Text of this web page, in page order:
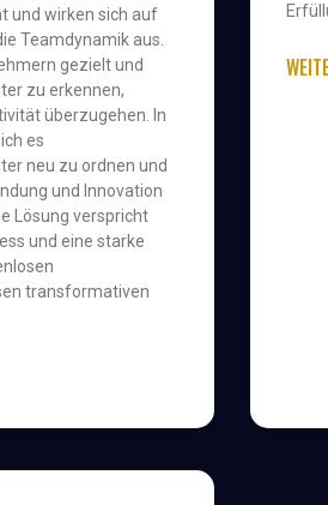
und wirken sich auf
Teamdynamik aus.
gezielt und
zu erkennen,
überzugehen. In
es
neu zu ordnen und
und Innovation
Lösung verspricht
und eine starke
transformativen